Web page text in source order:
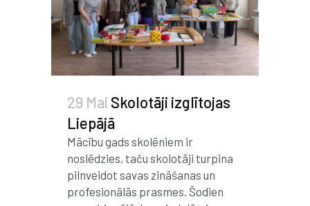
29 Mai Skolotāji izglītojas
Liepājā
Mācību gads skolēniem ir
noslēdzies, taču skolotāji turpina
pilnveidot savas zināšanas un
profesionālās prasmes. Šodien